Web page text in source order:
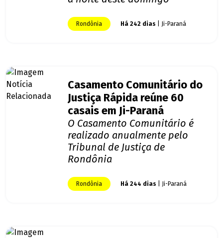
Rondônia Há 242 dias | Ji-Paraná
Casamento Comunitário do
Justiça Rápida reúne 60
casais em Ji-Paraná
O Casamento Comunitário é
realizado anualmente pelo
Tribunal de Justiça de
Rondônia
Rondônia Há 244 dias | Ji-Paraná